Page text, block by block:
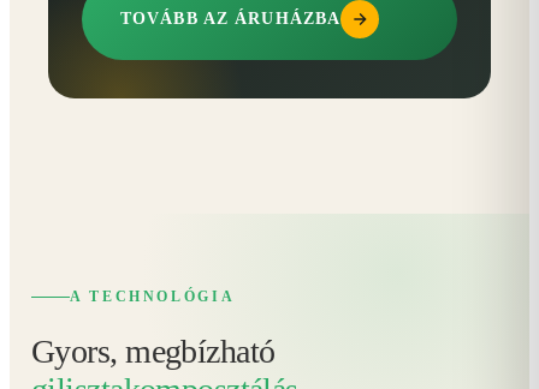
TOVÁBB AZ ÁRUHÁZBA
A TECHNOLÓGIA
Gyors, megbízható